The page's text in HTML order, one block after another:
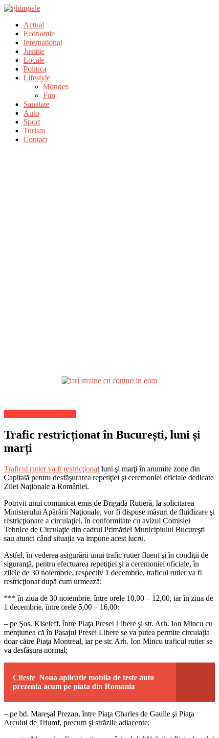
Actual
Economie
International
Justitie
Locale
Politica
Lifestyle
Monden
Fun
Sanatate
Auto
Sport
Turism
Contact
Trafic restricționat în București, luni și
marți
Traficul rutier va fi restricţionat luni şi marţi în anumite zone din
Capitală pentru desfăşurarea repetiţiei şi ceremoniei oficiale dedicate
Zilei Naţionale a României.
Potrivit unui comunicat emis de Brigada Rutieră, la solicitarea
Ministerului Apărării Naţionale, vor fi dispuse măsuri de fluidizare şi
restricţionare a circulaţiei, în conformitate cu avizul Comisiei
Tehnice de Circulaţie din cadrul Primăriei Municipiului Bucureşti
sau atunci când situaţia va impune acest lucru.
Astfel, în vederea asigurării unui trafic rutier fluent şi în condiţii de
siguranţă, pentru efectuarea repetiţiei şi a ceremoniei oficiale, în
zilele de 30 noiembrie, respectiv 1 decembrie, traficul rutier va fi
restricţionat după cum urmează:
*** în ziua de 30 noiembrie, între orele 10,00 – 12,00, iar în ziua de
1 decembrie, între orele 5,00 – 16,00:
– pe Şos. Kiseleff, între Piaţa Presei Libere şi str. Arh. Ion Mincu cu
menţiunea că în Pasajul Presei Libere se va putea permite circulaţia
doar către Piaţa Montreal, iar pe str. Arh. Ion Mincu traficul rutier se
va desfăşura normal;
Citeste Noua aplicatie mobila de teste auto
prezenta acum pe piata din Romania
– pe bd. Mareşal Prezan, între Piaţa Charles de Gaulle şi Piaţa
Arcului de Triumf, precum şi străzile adiacente;